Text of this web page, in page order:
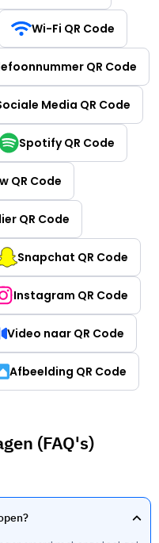
Wi-Fi QR Code
QR Code
Media QR Code
Spotify QR Code
QR Code
QR Code
Snapchat QR Code
Instagram QR Code
Video naar QR Code
Afbeelding QR Code
(FAQ's)